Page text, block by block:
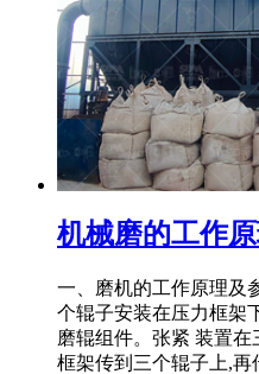
机械磨的工作
一、磨机的工作原理及
个辊子安装在压力框架
磨辊组件。张紧 装置
框架传到三个辊子上,再